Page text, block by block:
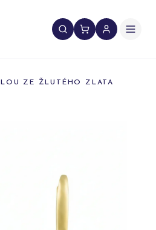
ZE ŽLUTÉHO ZLATA